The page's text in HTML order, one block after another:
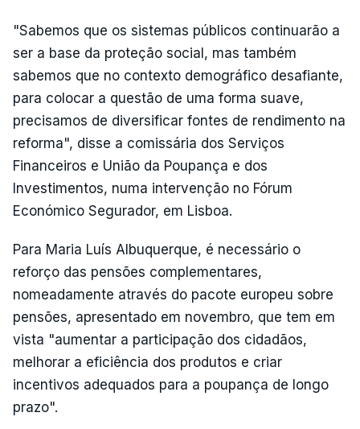
"Sabemos que os sistemas públicos continuarão a
ser a base da proteção social, mas também
sabemos que no contexto demográfico desafiante,
para colocar a questão de uma forma suave,
precisamos de diversificar fontes de rendimento na
reforma", disse a comissária dos Serviços
Financeiros e União da Poupança e dos
Investimentos, numa intervenção no Fórum
Económico Segurador, em Lisboa.
Para Maria Luís Albuquerque, é necessário o
reforço das pensões complementares,
nomeadamente através do pacote europeu sobre
pensões, apresentado em novembro, que tem em
vista "aumentar a participação dos cidadãos,
melhorar a eficiência dos produtos e criar
incentivos adequados para a poupança de longo
prazo".